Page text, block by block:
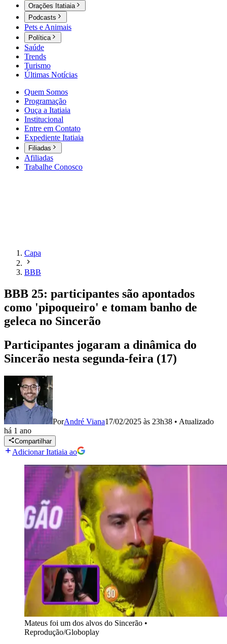
Orações Itatiaia
Podcasts
Pets e Animais
Política
Saúde
Trends
Turismo
Últimas Notícias
Quem Somos
Programação
Ouça a Itatiaia
Institucional
Entre em Contato
Expediente Itatiaia
Filiadas
Afiliadas
Trabalhe Conosco
Capa
BBB
BBB 25: participantes são apontados
como 'pipoqueiro' e tomam banho de
geleca no Sincerão
Participantes jogaram a dinâmica do
Sincerão nesta segunda-feira (17)
PorAndré Viana17/02/2025 às 23h38 • Atualizado
há 1 ano
Compartilhar
Adicionar Itatiaia ao
Mateus foi um dos alvos do Sincerão •
Reprodução/Globoplay